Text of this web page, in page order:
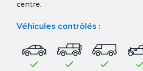
centre.
Véhicules contrôlés :